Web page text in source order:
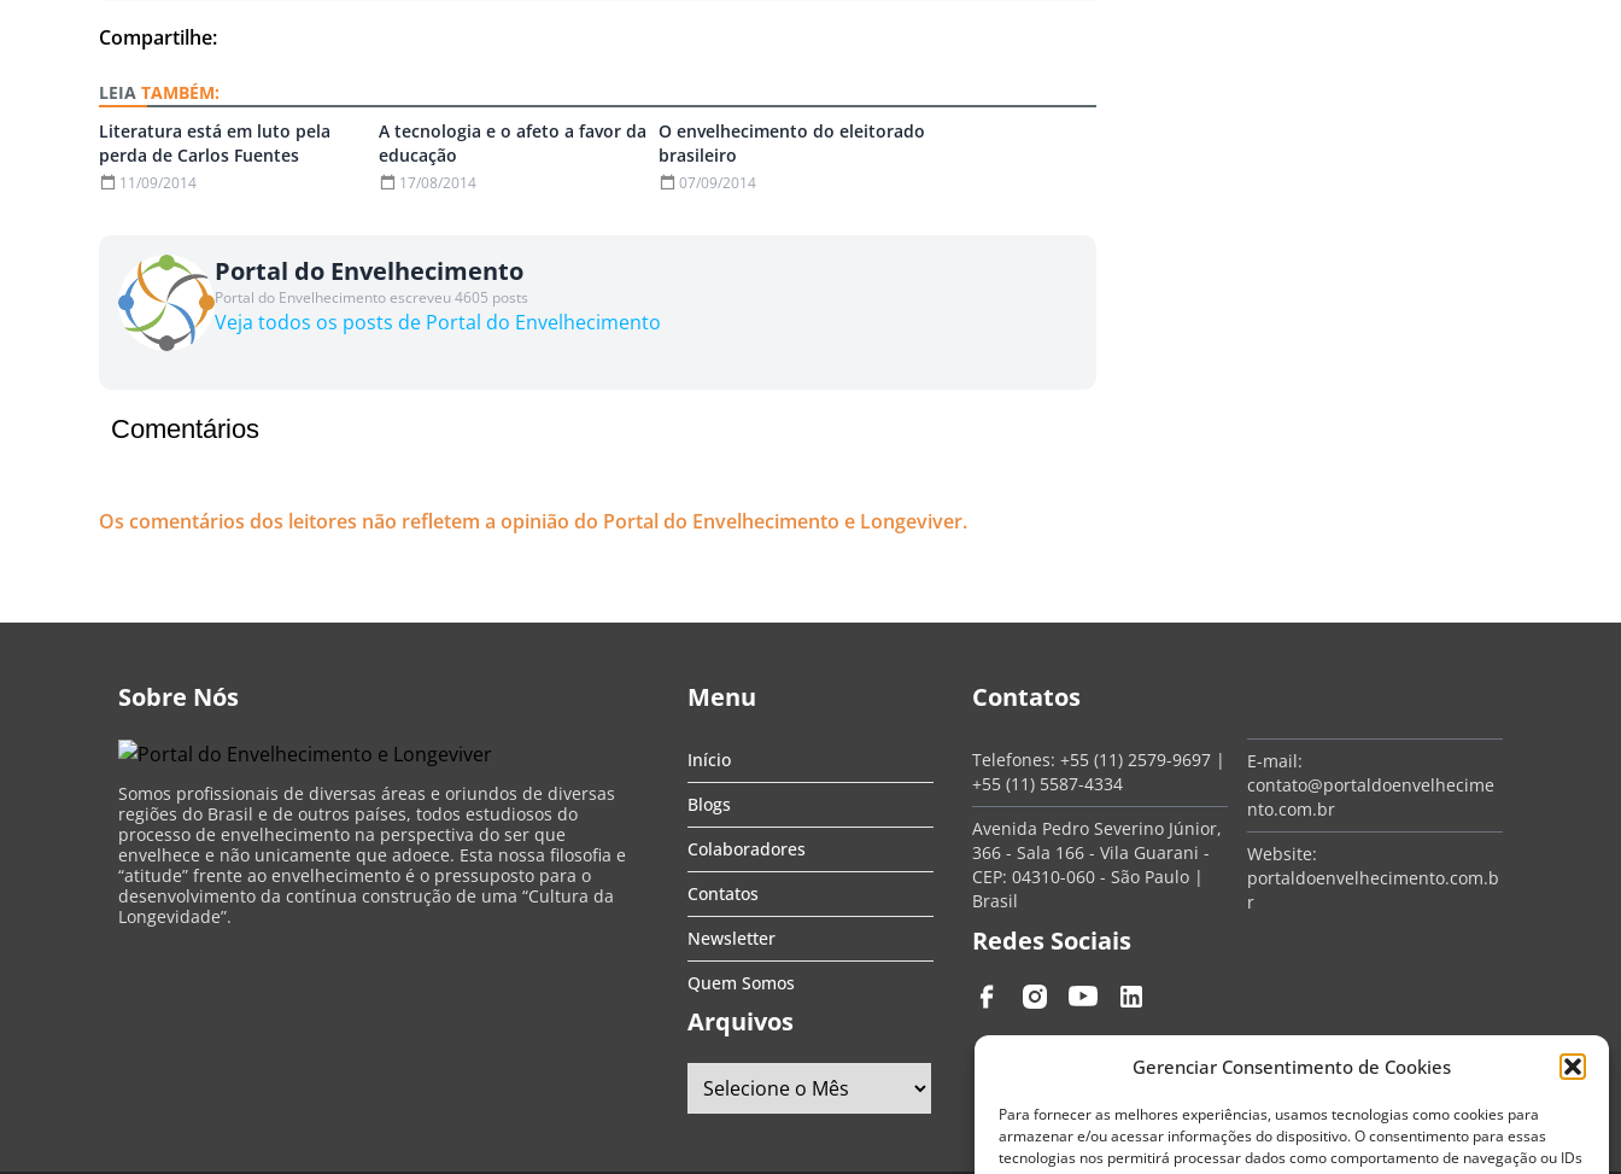
Gerenciar Consentimento de Cookies
Para fornecer as melhores experiências, usamos tecnologias como cookies para
armazenar e/ou acessar informações do dispositivo. O consentimento para essas
tecnologias nos permitirá processar dados como comportamento de navegação ou IDs
Compartilhe:
TAMBÉM:
Literatura está em luto pela
perda de Carlos Fuentes
11/09/2014
A tecnologia e o afeto a favor da
educação
17/08/2014
O envelhecimento do eleitorado
brasileiro
07/09/2014
Portal do Envelhecimento
Portal do Envelhecimento escreveu 4605 posts
Veja todos os posts de Portal do Envelhecimento
Comentários
Os comentários dos leitores não refletem a opinião do Portal do Envelhecimento e Longeviver.
Sobre Nós
Somos profissionais de diversas áreas e oriundos de diversas
regiões do Brasil e de outros países, todos estudiosos do
processo de envelhecimento na perspectiva do ser que
envelhece e não unicamente que adoece. Esta nossa filosofia e
“atitude” frente ao envelhecimento é o pressuposto para o
desenvolvimento da contínua construção de uma “Cultura da
Longevidade”.
Menu
Início
Blogs
Colaboradores
Contatos
Newsletter
Quem Somos
Arquivos
Contatos
Telefones: +55 (11) 2579-9697|
+55 (11) 5587-4334
Avenida Pedro Severino Júnior,
366 - Sala 166 - Vila Guarani -
CEP: 04310-060 - São Paulo |
Brasil
E-mail:
contato@portaldoenvelhecime
nto.com.br
Website:
portaldoenvelhecimento.com.b
r
Redes Sociais